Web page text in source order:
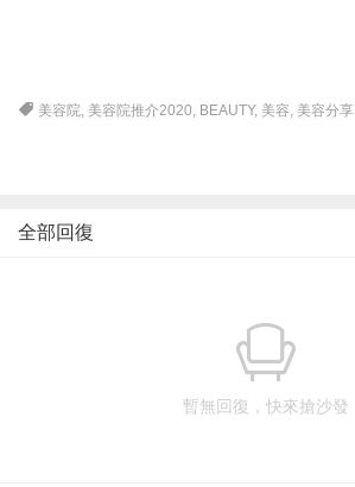
美容院, 美容院推介2020, BEAUTY, 美容, 美容分享
全部回復
暫無回復，快來搶沙發